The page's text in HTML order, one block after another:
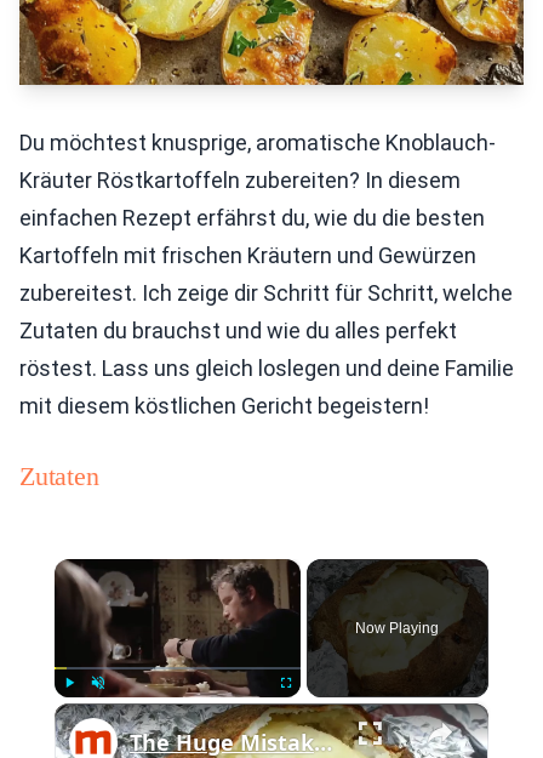
Du möchtest knusprige, aromatische Knoblauch-
Kräuter Röstkartoffeln zubereiten? In diesem
einfachen Rezept erfährst du, wie du die besten
Kartoffeln mit frischen Kräutern und Gewürzen
zubereitest. Ich zeige dir Schritt für Schritt, welche
Zutaten du brauchst und wie du alles perfekt
röstest. Lass uns gleich loslegen und deine Familie
mit diesem köstlichen Gericht begeistern!
Zutaten
×
Play Unmute Fullscreen
Now Playing
×
The Huge Mistake You Could Be Making With Your Potatoes